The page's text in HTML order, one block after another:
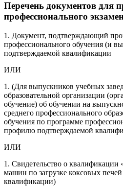
Перечень документов для
профессионального
1. Документ, подтверждающий
профессионального обучения (и
подтверждаемой квалификации
ИЛИ
1. (Для выпускников учебных
образовательной организации
обучение) об обучении на
среднего профессионального
обучения по программе
профилю подтверждаемой
ИЛИ
1. Свидетельство о
машин по загрузке коксовых
квалификации)